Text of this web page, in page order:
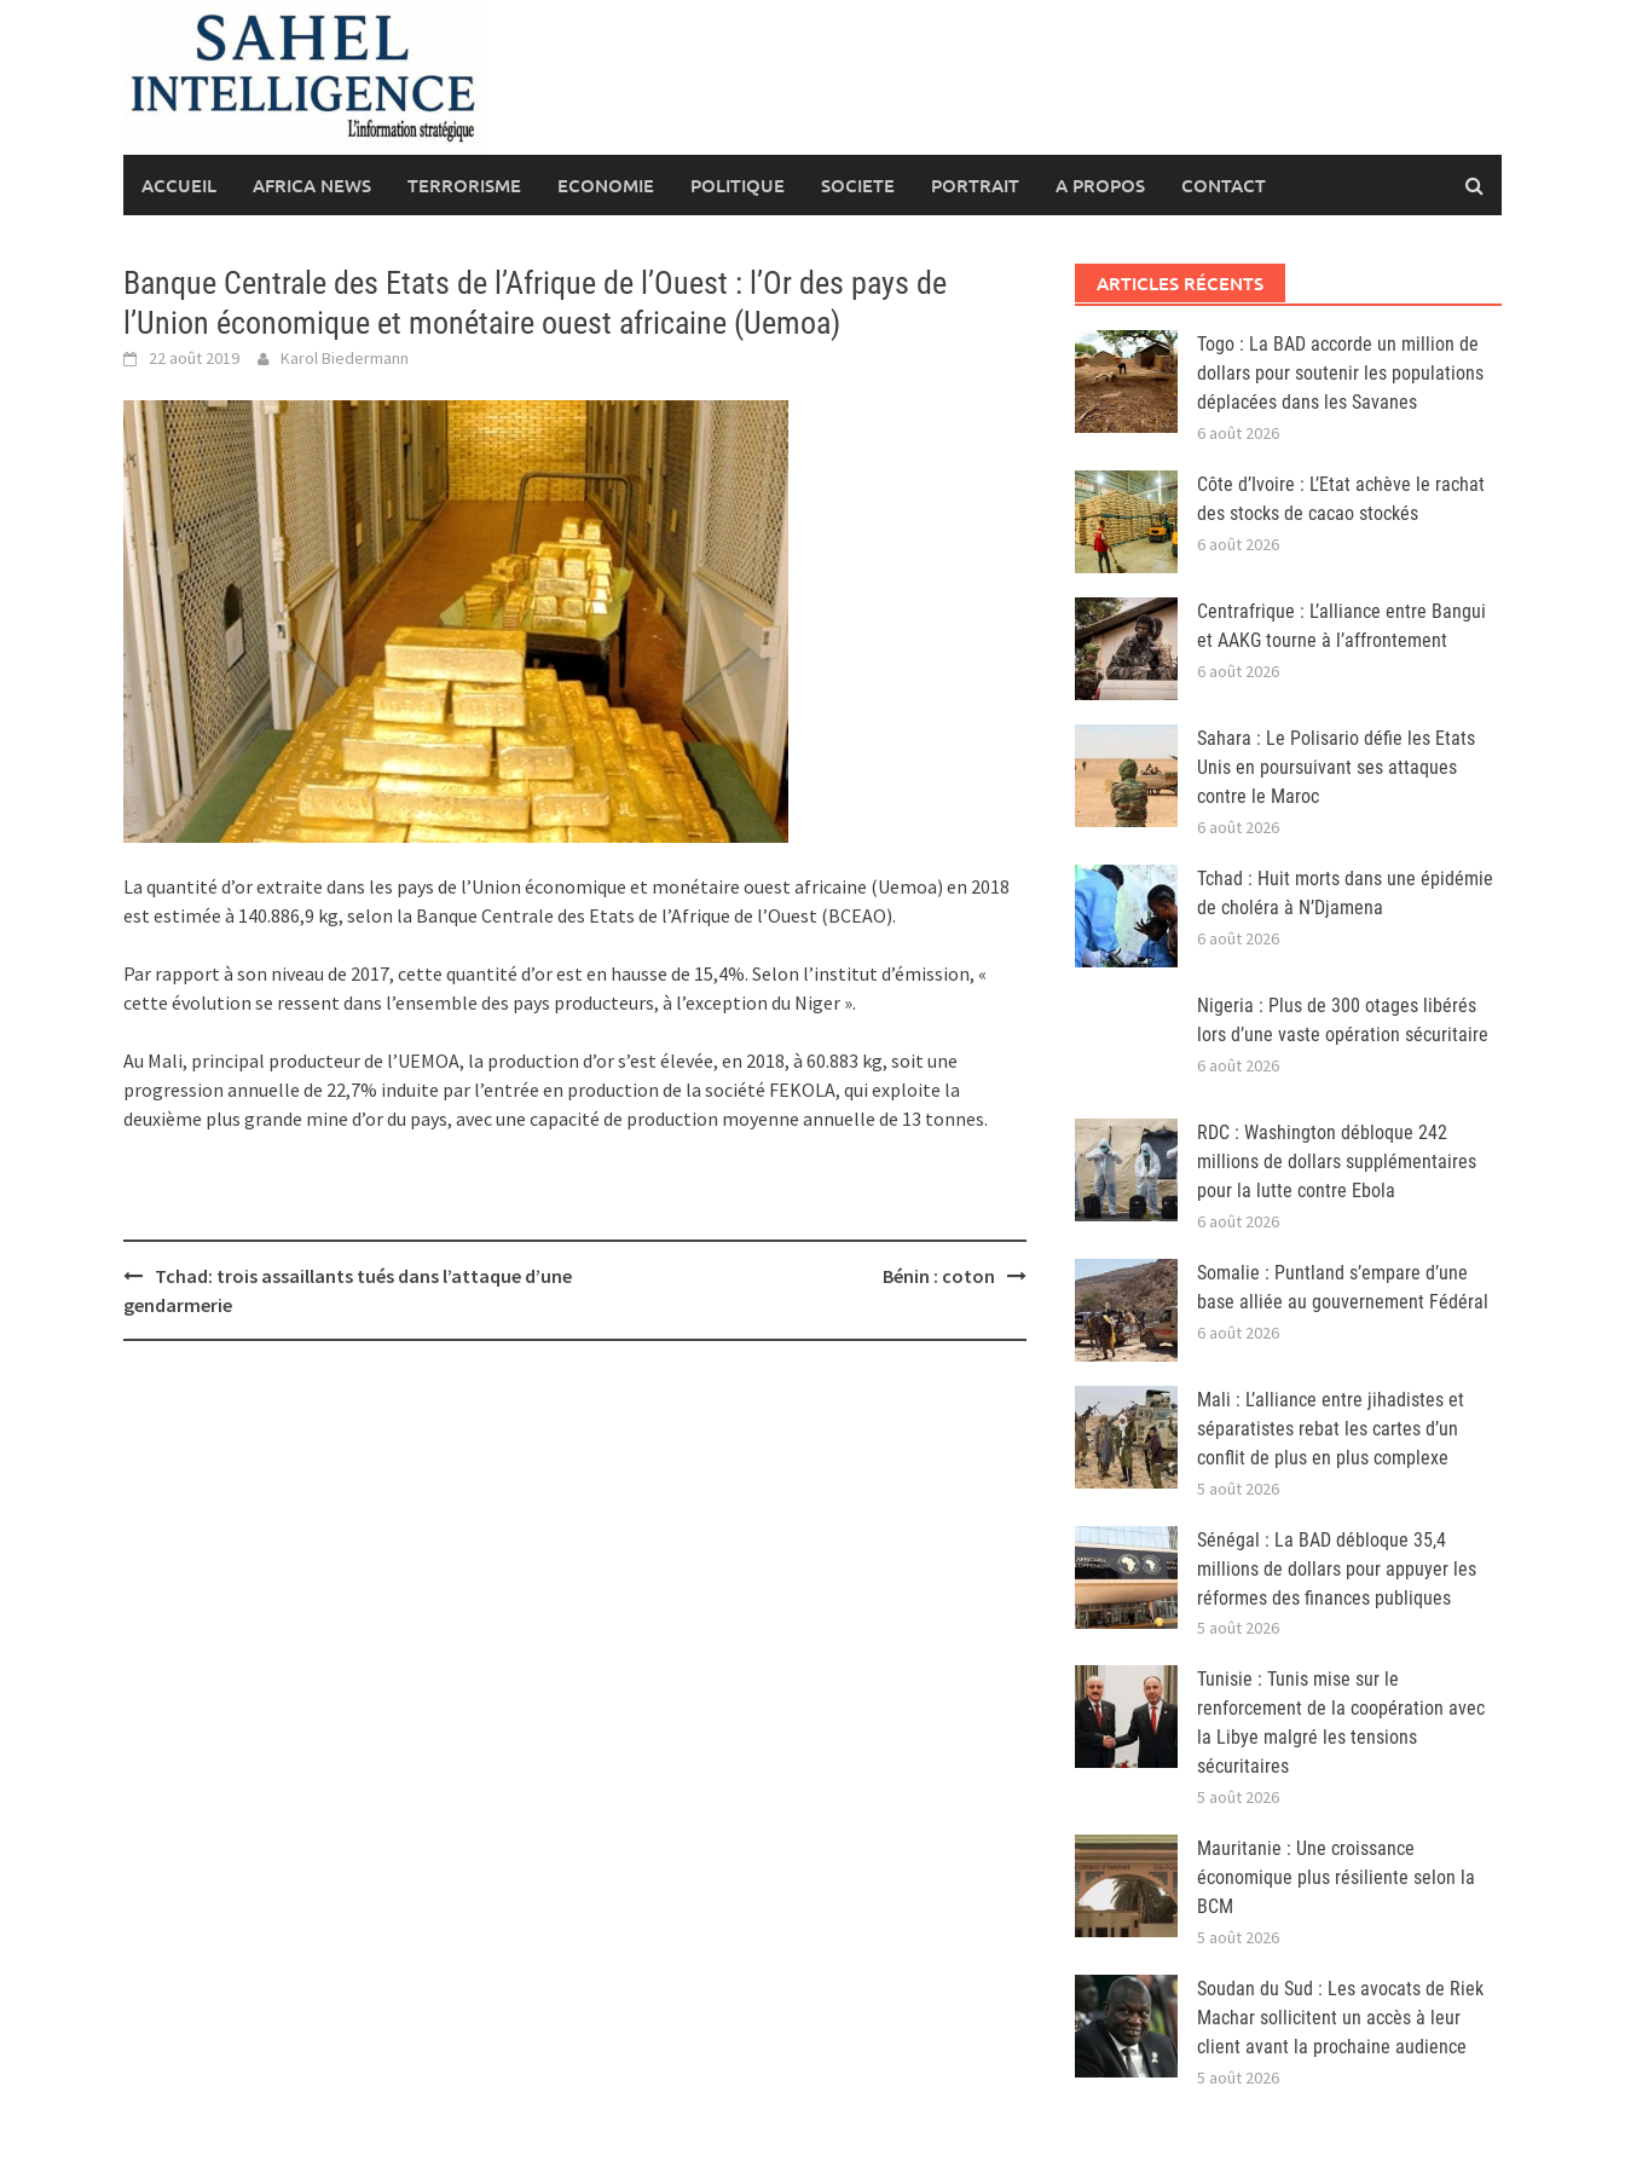
ACCUEIL AFRICA NEWS TERRORISME ECONOMIE POLITIQUE SOCIETE PORTRAIT A PROPOS CONTACT
Banque Centrale des Etats de l’Afrique de l’Ouest : l’Or des pays de
l’Union économique et monétaire ouest africaine (Uemoa)
22 août 2019 Karol Biedermann
La quantité d’or extraite dans les pays de l’Union économique et monétaire ouest africaine (Uemoa) en 2018
est estimée à 140.886,9 kg, selon la Banque Centrale des Etats de l’Afrique de l’Ouest (BCEAO).
Par rapport à son niveau de 2017, cette quantité d’or est en hausse de 15,4%. Selon l’institut d’émission, «
cette évolution se ressent dans l’ensemble des pays producteurs, à l’exception du Niger ».
Au Mali, principal producteur de l’UEMOA, la production d’or s’est élevée, en 2018, à 60.883 kg, soit une
progression annuelle de 22,7% induite par l’entrée en production de la société FEKOLA, qui exploite la
deuxième plus grande mine d’or du pays, avec une capacité de production moyenne annuelle de 13 tonnes.
Post
navigation
Tchad: trois assaillants tués dans l’attaque d’une
gendarmerie
Bénin : coton
ARTICLES RÉCENTS
Togo : La BAD accorde un million de
dollars pour soutenir les populations
déplacées dans les Savanes
6 août 2026
Côte d’Ivoire : L’Etat achève le rachat
des stocks de cacao stockés
6 août 2026
Centrafrique : L’alliance entre Bangui
et AAKG tourne à l’affrontement
6 août 2026
Sahara : Le Polisario défie les Etats
Unis en poursuivant ses attaques
contre le Maroc
6 août 2026
Tchad : Huit morts dans une épidémie
de choléra à N’Djamena
6 août 2026
Nigeria : Plus de 300 otages libérés
lors d’une vaste opération sécuritaire
6 août 2026
RDC : Washington débloque 242
millions de dollars supplémentaires
pour la lutte contre Ebola
6 août 2026
Somalie : Puntland s’empare d’une
base alliée au gouvernement Fédéral
6 août 2026
Mali : L’alliance entre jihadistes et
séparatistes rebat les cartes d’un
conflit de plus en plus complexe
5 août 2026
Sénégal : La BAD débloque 35,4
millions de dollars pour appuyer les
réformes des finances publiques
5 août 2026
Tunisie : Tunis mise sur le
renforcement de la coopération avec
la Libye malgré les tensions
sécuritaires
5 août 2026
Mauritanie : Une croissance
économique plus résiliente selon la
BCM
5 août 2026
Soudan du Sud : Les avocats de Riek
Machar sollicitent un accès à leur
client avant la prochaine audience
5 août 2026